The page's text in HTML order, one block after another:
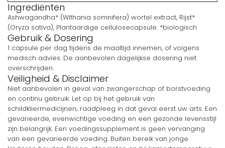
Ingrediënten
Ashwagandha* (Withania somnifera) wortel extract, Rijst*
(Oryza sativa), Plantaardige cellulosecapsule. *biologisch
Gebruik & Dosering
1 capsule per dag tijdens de maaltijd innemen, of volgens
medisch advies. De aanbevolen dagelijkse dosering niet
overschrijden.
Veiligheid & Disclaimer
Niet aanbevolen in geval van zwangerschap of borstvoeding
en continu gebruik. Let op bij het gebruik van
schildkliermedicijnen; raadpleeg in dat geval eerst uw arts. Een
gevarieerde, evenwichtige voeding en een gezonde levensstijl
zijn belangrijk. Een voedingssupplement is geen vervanging
van een gevarieerde voeding. Buiten bereik van jonge